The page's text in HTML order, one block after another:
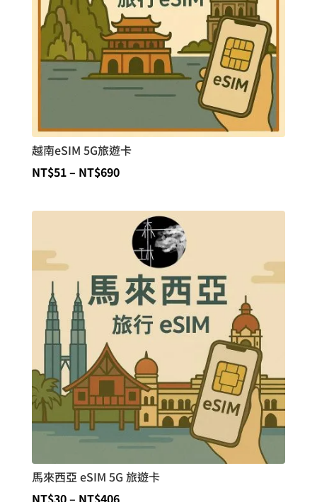
越南eSIM 5G旅遊卡
NT$51– NT$690價
範
圍：
NT$51
NT$690
馬來西亞 eSIM 5G 旅遊卡
價